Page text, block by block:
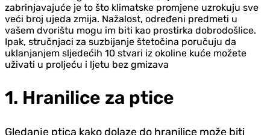
zabrinjavajuće je to što klimatske promjene uzrokuju sve
veći broj ujeda zmija. Nažalost, određeni predmeti u
vašem dvorištu mogu im biti kao prostirka dobrodošlice.
Ipak, stručnjaci za suzbijanje štetočina poručuju da
uklanjanjem sljedećih 10 stvari iz okoline kuće možete
uživati u proljeću i ljetu bez gmizava
1. Hranilice za ptice
Gledanje ptica kako dolaze do hranilice može biti